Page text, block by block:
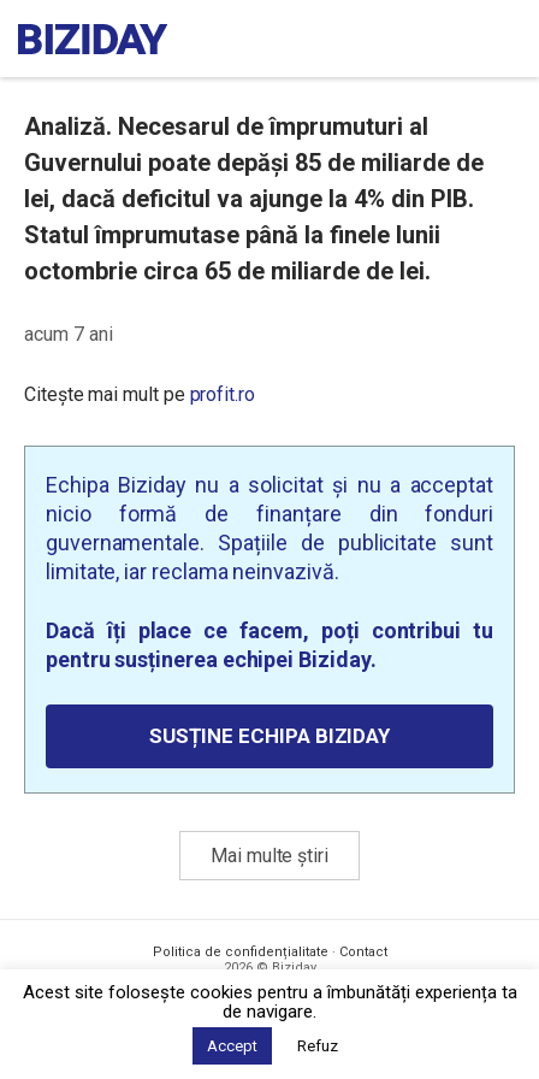
Analiză. Necesarul de împrumuturi al
Guvernului poate depăși 85 de miliarde de
lei, dacă deficitul va ajunge la 4% din PIB.
Statul împrumutase până la finele lunii
octombrie circa 65 de miliarde de lei.
acum 7 ani
Citește mai mult pe profit.ro
Echipa Biziday nu a solicitat și nu a acceptat
nicio formă de finanțare din fonduri
guvernamentale. Spațiile de publicitate sunt
limitate, iar reclama neinvazivă.
Dacă îți place ce facem, poți contribui tu
pentru susținerea echipei Biziday.
SUSȚINE ECHIPA BIZIDAY
Mai multe știri
Politica de confidențialitate · Contact
2026 © Biziday
Acest site foloseşte cookies pentru a îmbunătăți experiența ta
de navigare.
Accept Refuz